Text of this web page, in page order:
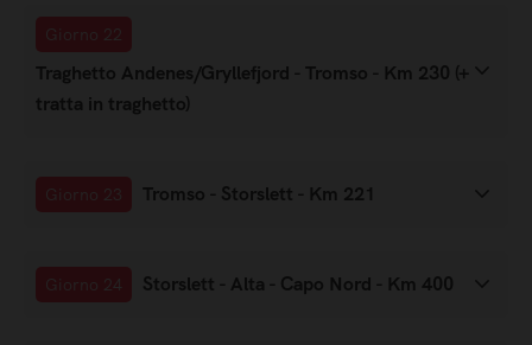
Giorno 22
Traghetto Andenes/Gryllefjord - Tromso - Km 230 (+
tratta in traghetto)
Giorno 23 Tromso - Storslett - Km 221
Giorno 24 Storslett - Alta - Capo Nord - Km 400